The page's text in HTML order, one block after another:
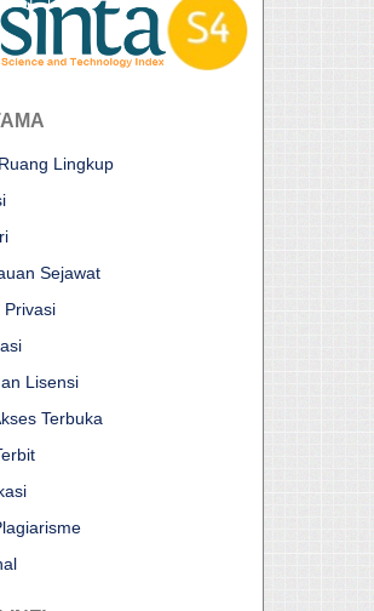
Lingkup
Sejawat
Privasi
Lisensi
Terbuka